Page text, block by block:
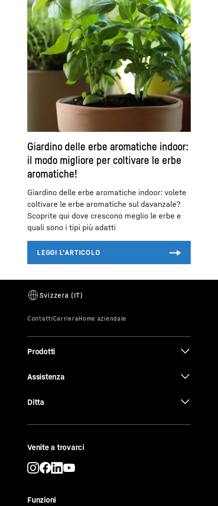
Giardino delle erbe aromatiche indoor:
il modo migliore per coltivare le erbe
aromatiche!
Giardino delle erbe aromatiche indoor: volete
coltivare le erbe aromatiche sul davanzale?
Scoprite qui dove crescono meglio le erbe e
quali sono i tipi più adatti
Prodotti
Assistenza
Ditta
Venite a trovarci
Funzioni